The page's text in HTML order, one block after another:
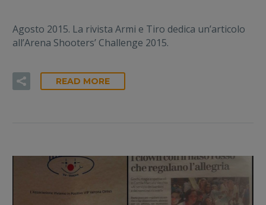
Agosto 2015. La rivista Armi e Tiro dedica un’articolo
all’Arena Shooters’ Challenge 2015.
READ MORE